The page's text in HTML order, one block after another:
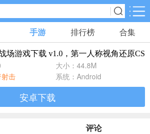
应用分类
角色扮演
202款手游
飞行射击
手游 排行榜 合集
场游戏下载 v1.0，第一人称视角还原CS
大小：44.8M
击 系统：Android
安卓下载
评论